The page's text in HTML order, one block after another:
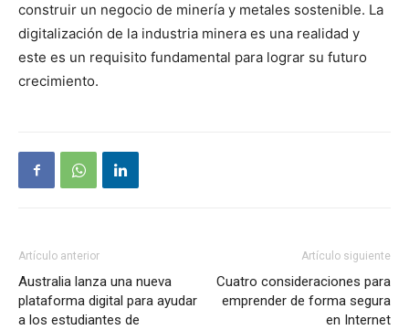
construir un negocio de minería y metales sostenible. La
digitalización de la industria minera es una realidad y
este es un requisito fundamental para lograr su futuro
crecimiento.
Artículo anterior
Australia lanza una nueva
plataforma digital para ayudar
a los estudiantes de
Artículo siguiente
Cuatro consideraciones para
emprender de forma segura
en Internet